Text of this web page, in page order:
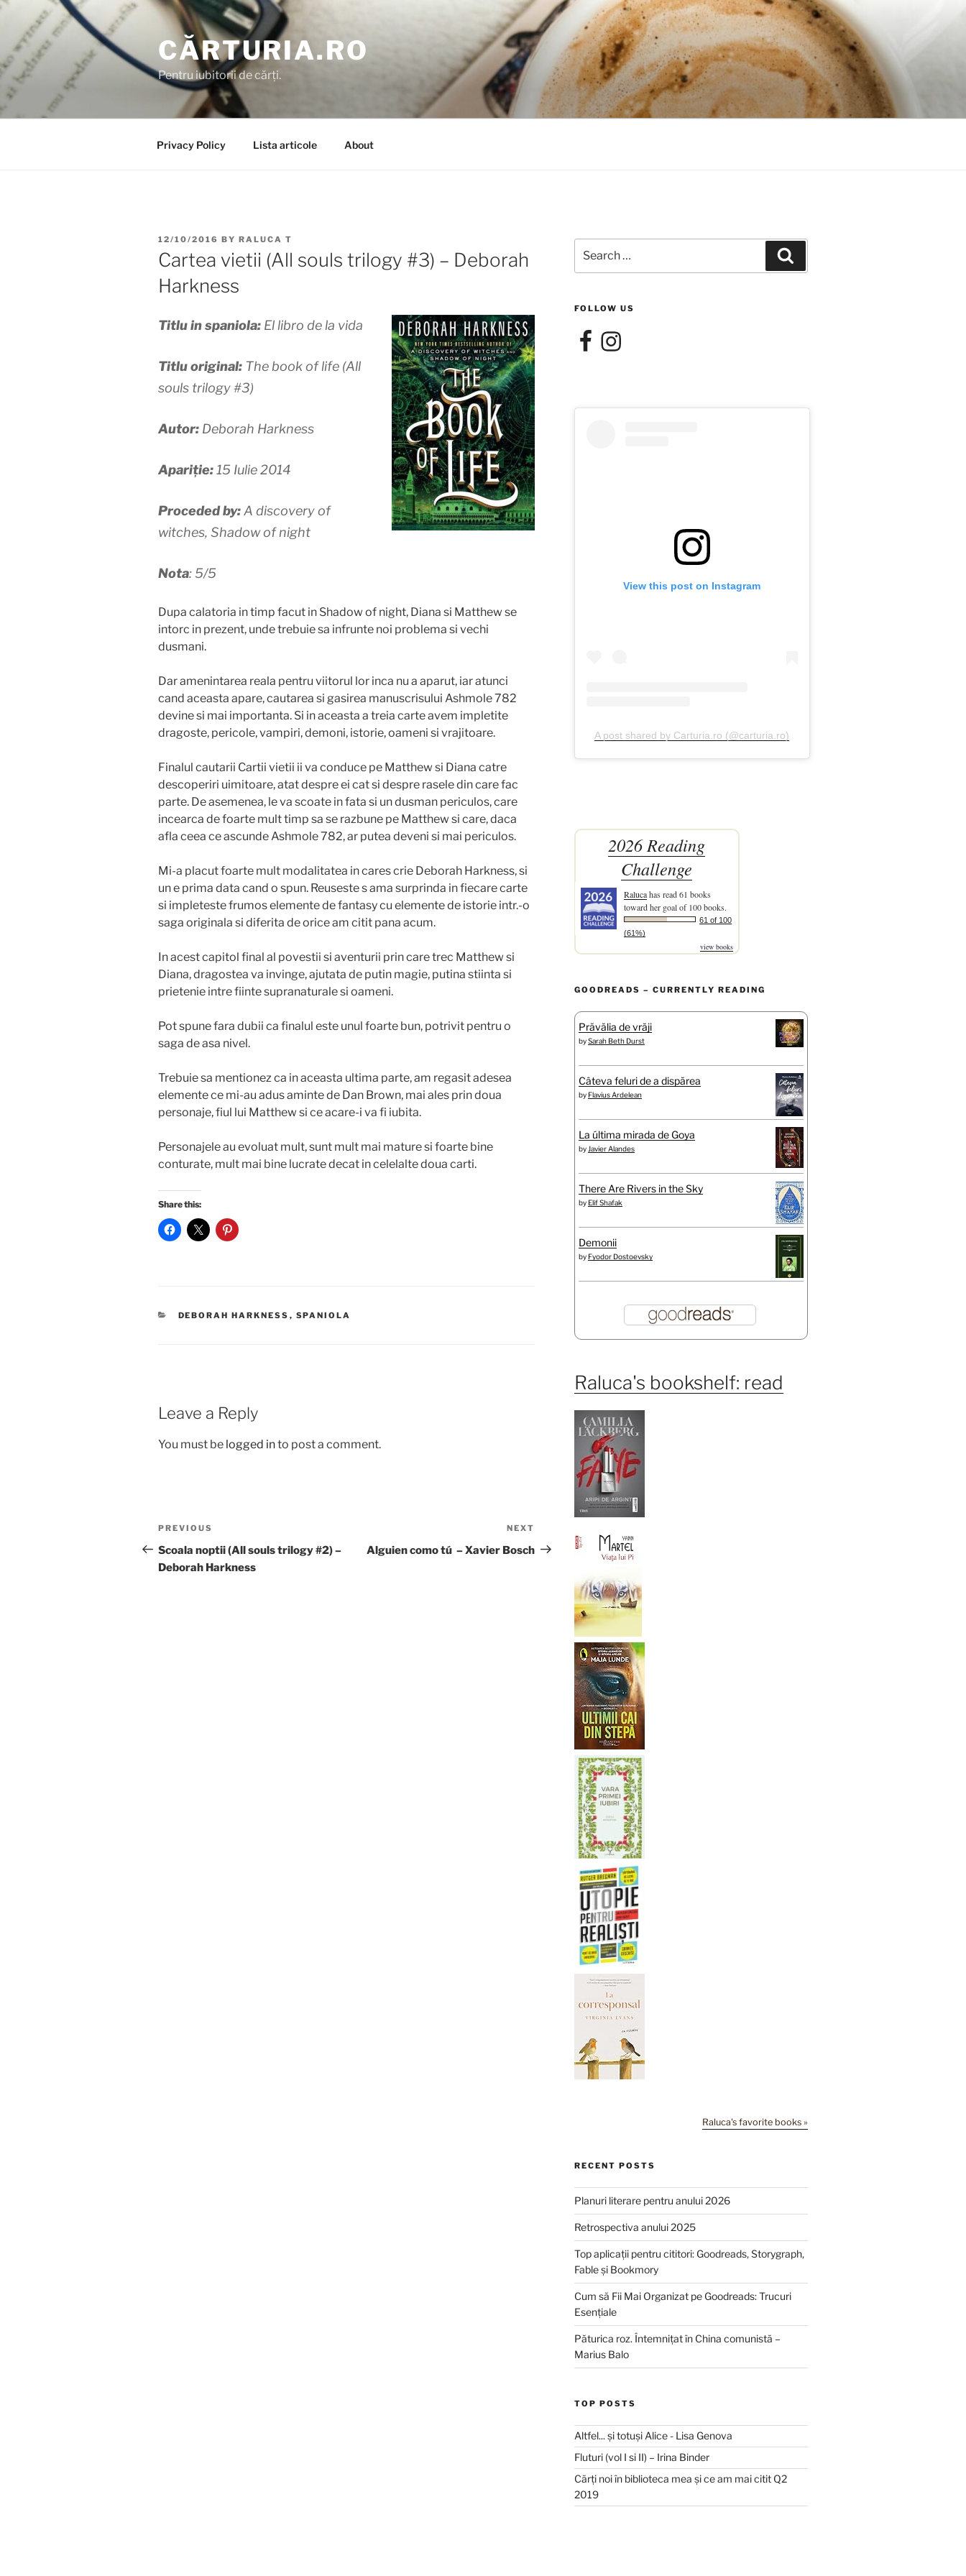
Skip
content
CĂRTURIA.RO
Pentru iubitorii de cărți.
Privacy Policy Lista articole About
POSTED
ON
12/10/2016 BY RALUCA T
Cartea vietii (All souls trilogy #3) – Deborah
Harkness
Titlu in spaniola: El libro de la vida
Titlu original: The book of life (All
souls trilogy #3)
Autor: Deborah Harkness
Apariție:15 Iulie 2014
Proceded by:A discovery of
witches, Shadow of night
Nota: 5/5
Dupa calatoria in timp facut in Shadow of night, Diana si Matthew se
intorc in prezent, unde trebuie sa infrunte noi problema si vechi
dusmani.
Dar amenintarea reala pentru viitorul lor inca nu a aparut, iar atunci
cand aceasta apare, cautarea si gasirea manuscrisului Ashmole 782
devine si mai importanta. Si in aceasta a treia carte avem impletite
dragoste, pericole, vampiri, demoni, istorie, oameni si vrajitoare.
Finalul cautarii Cartii vietii ii va conduce pe Matthew si Diana catre
descoperiri uimitoare, atat despre ei cat si despre rasele din care fac
parte. De asemenea, le va scoate in fata si un dusman periculos, care
incearca de foarte mult timp sa se razbune pe Matthew si care, daca
afla ceea ce ascunde Ashmole 782, ar putea deveni si mai periculos.
Mi-a placut foarte mult modalitatea in cares crie Deborah Harkness, si
un e prima data cand o spun. Reuseste s ama surprinda in fiecare carte
si impleteste frumos elemente de fantasy cu elemente de istorie intr.-o
saga originala si diferita de orice am citit pana acum.
In acest capitol final al povestii si aventurii prin care trec Matthew si
Diana, dragostea va invinge, ajutata de putin magie, putina stiinta si
prietenie intre fiinte supranaturale si oameni.
Pot spune fara dubii ca finalul este unul foarte bun, potrivit pentru o
saga de asa nivel.
Trebuie sa mentionez ca in aceasta ultima parte, am regasit adesea
elemente ce mi-au adus aminte de Dan Brown, mai ales prin doua
personaje, fiul lui Matthew si ce acare-i va fi iubita.
Personajele au evoluat mult, sunt mult mai mature si foarte bine
conturate, mult mai bine lucrate decat in celelalte doua carti.
Share this:
CATEGORIES
DEBORAH HARKNESS , SPANIOLA
Leave a Reply
You must be logged into post a comment.
Post
navigation
Previous
Post
PREVIOUS
Scoala noptii (All souls trilogy #2) –
Deborah Harkness
Post
NEXT
Alguien como tú – Xavier Bosch
for:
FOLLOW US
FacebookInstagram
View this post on Instagram
A post shared by Carturia.ro (@carturia.ro)
2026 Reading
Challenge
Ralucahas read 61 books
toward her goal of 100 books.
61 of 100
(61%)
view books
GOODREADS – CURRENTLY READING
Prăvălia de vrăji
bySarah Beth Durst
Câteva feluri de a dispărea
by Flavius Ardelean
La última mirada de Goya
by Javier Alandes
There Are Rivers in the Sky
by Elif Shafak
Demonii
by Fyodor Dostoevsky
Raluca's bookshelf: read
Raluca's favorite books »
RECENT POSTS
Planuri literare pentru anului 2026
Retrospectiva anului 2025
Top aplicații pentru cititori: Goodreads, Storygraph,
Fable și Bookmory
Cum să Fii Mai Organizat pe Goodreads: Trucuri
Esențiale
Păturica roz. Întemnițat în China comunistă –
Marius Balo
TOP POSTS
Altfel... și totuși Alice - Lisa Genova
Fluturi (vol I si II) – Irina Binder
Cărți noi în biblioteca mea și ce am mai citit Q2
2019